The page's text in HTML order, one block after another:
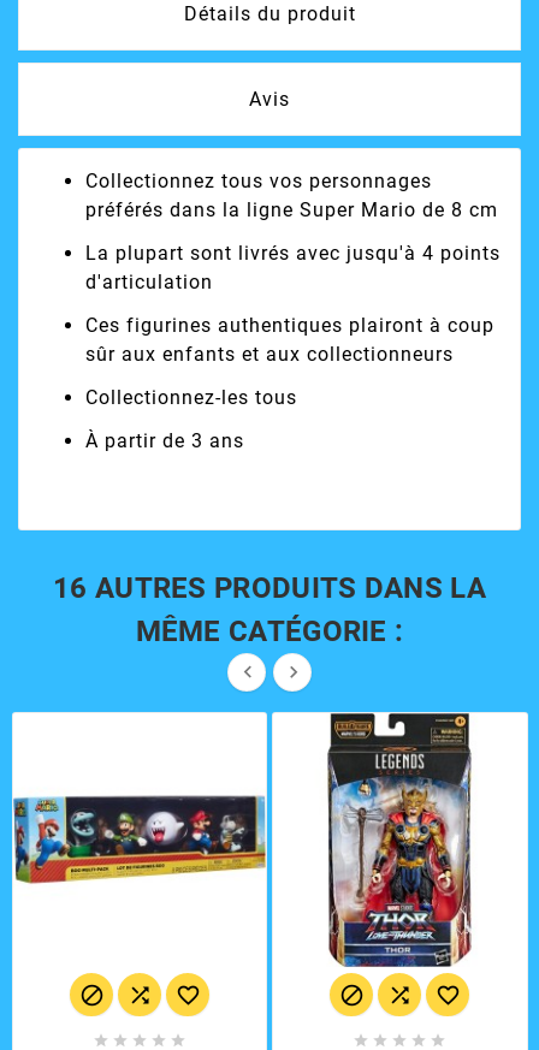
Détails du produit
Avis
Collectionnez tous vos personnages
préférés dans la ligne Super Mario de 8 cm
La plupart sont livrés avec jusqu'à 4 points
d'articulation
Ces figurines authentiques plairont à coup
sûr aux enfants et aux collectionneurs
Collectionnez-les tous
À partir de 3 ans
16 AUTRES PRODUITS DANS LA
MÊME CATÉGORIE :
 
  
    
  
    